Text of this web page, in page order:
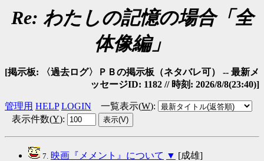
Re: わたしの記憶の場合「全
体像編」
[掲示板: 〈過去ログ〉ＰＢの掲示板（ネタバレ可） -- 最新メ
ッセージID: 1182 // 時刻: 2026/8/8(23:40)]
管理用 HELP LOGIN 一覧表示(W):
表示件数(Y):
7. 映画『メメント』について ▼ [成雄]